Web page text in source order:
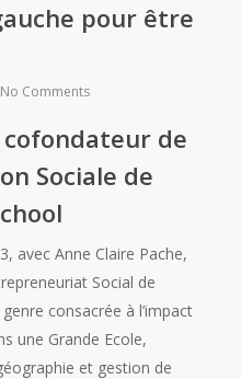
pour être
No Comments
cofondateur de
Sociale de
avec Anne Claire Pache,
Social de
consacrée à l’impact
une Grande Ecole,
et gestion de